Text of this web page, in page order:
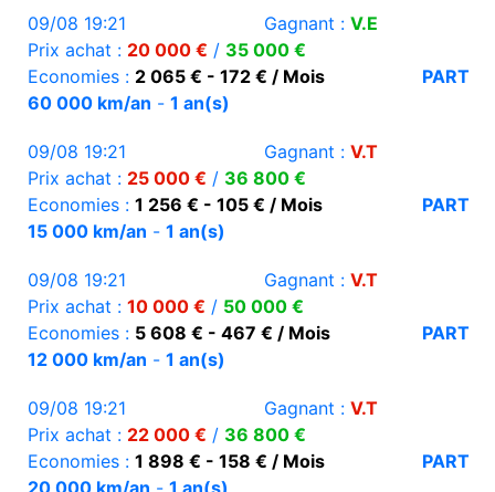
09/08 19:21 Gagnant : V.E
Prix achat : 20 000 € / 35 000 €
Economies : 2 065 € - 172 € / Mois
PART
60 000 km/an - 1 an(s)
09/08 19:21 Gagnant : V.T
Prix achat : 25 000 € / 36 800 €
Economies : 1 256 € - 105 € / Mois
PART
15 000 km/an - 1 an(s)
09/08 19:21 Gagnant : V.T
Prix achat : 10 000 € / 50 000 €
Economies : 5 608 € - 467 € / Mois
PART
12 000 km/an - 1 an(s)
09/08 19:21 Gagnant : V.T
Prix achat : 22 000 € / 36 800 €
Economies : 1 898 € - 158 € / Mois
PART